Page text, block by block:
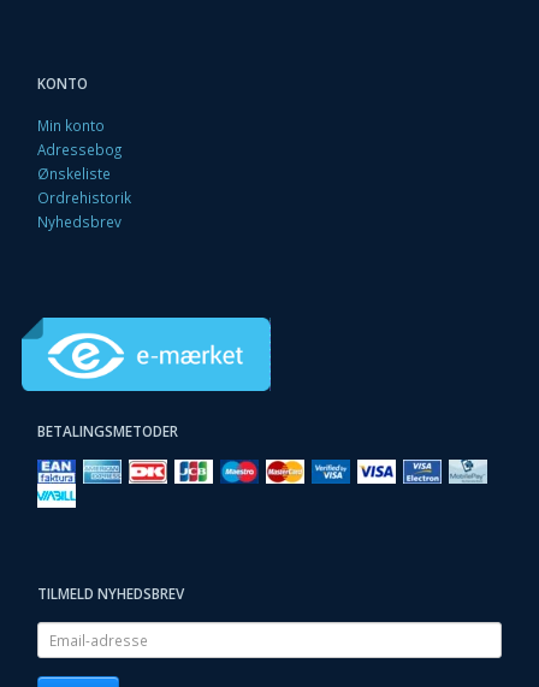
KONTO
Min konto
Adressebog
Ønskeliste
Ordrehistorik
Nyhedsbrev
BETALINGSMETODER
TILMELD NYHEDSBREV
Email-
adresse